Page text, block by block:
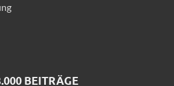
BEITRÄGE